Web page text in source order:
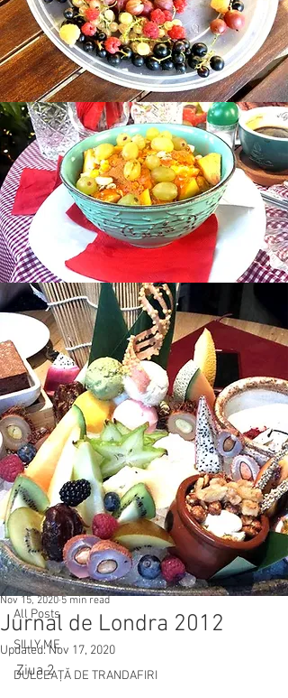
Post
All Posts
SILLY ME
DULCEAȚĂ DE TRANDAFIRI
All Posts
Jurnal de Londra 2012
Nov 15, 2020 5 min read
Updated:Nov 17, 2020
Ziua 2